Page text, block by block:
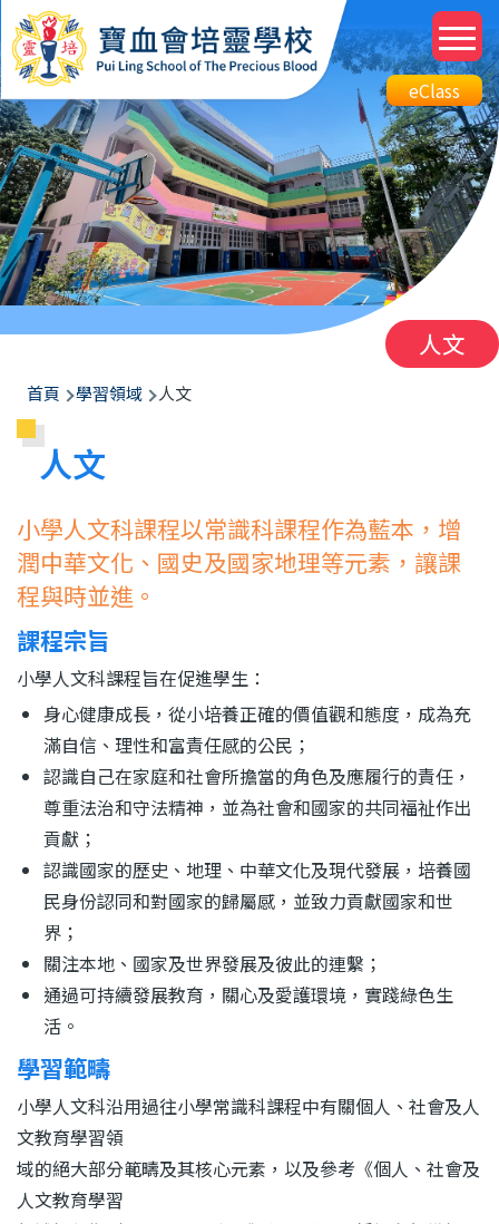
移至主內容
Top
eClass
Btn
eClass
人文
導
航
連
首頁 學習領域 人文
人文
小學人文科課程以常識科課程作為藍本，增
潤中華文化、國史及國家地理等元素，讓課
程與時並進。
課程宗旨
小學人文科課程旨在促進學生：
身心健康成長，從小培養正確的價值觀和態度，成為充
滿自信、理性和富責任感的公民；
認識自己在家庭和社會所擔當的角色及應履行的責任，
尊重法治和守法精神，並為社會和國家的共同福祉作出
貢獻；
認識國家的歷史、地理、中華文化及現代發展，培養國
民身份認同和對國家的歸屬感，並致力貢獻國家和世
界；
關注本地、國家及世界發展及彼此的連繫；
通過可持續發展教育，關心及愛護環境，實踐綠色生
活。
學習範疇
小學人文科沿用過往小學常識科課程中有關個人、社會及人
文教育學習領
域的絕大部分範疇及其核心元素，以及參考《個人、社會及
人文教育學習